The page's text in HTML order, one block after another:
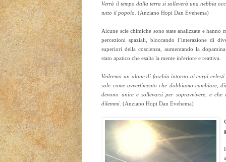
Verrà il tempo dalla terra si solleverà una nebbia
tutto il popolo. (Anziano Hopi Dan Evehema)
Alcune scie chimiche sono state analizzate e hanno
percezioni spaziali, bloccando l’interazione di
superiori della coscienza, aumentando la
stato apatico che esalta la mente inferiore e reattiva.
Vedremo un alone di foschia intorno ai corpi
sole come avvertimento che dobbiamo cambiare,
devono unire e sollevarsi per sopravvivere, e
dilemmi . (Anziano Hopi Dan Evehema)